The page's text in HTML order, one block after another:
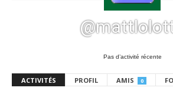
Pas d’activité récente
ACTIVITÉS PROFIL AMIS 0